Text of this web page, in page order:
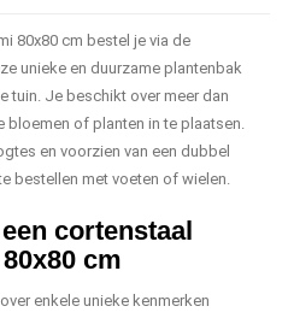
80x80 cm bestel je via de
unieke en duurzame plantenbak
tuin. Je beschikt over meer dan
bloemen of planten in te plaatsen.
en voorzien van een dubbel
bestellen met voeten of wielen.
cortenstaal
cm
enkele unieke kenmerken